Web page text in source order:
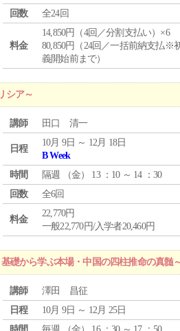
回数
全24回
料金
14,850円（4回／分割支払い）×6
80,850円（24回／一括前納支払※
義開始前まで）
シア～
講師 田口 清一
日程
10月 9日 ～ 12月 18日
B Week
時間
隔週 （金） 13 ：10 ～ 14 ：30
回数
全6回
料金
22,770円
一般22,770円/入学者20,460円
礎から学ぶ本場・中国の四柱推命の真髄
講師
澤田 昌征
日程
10月 9日 ～ 12月 25日